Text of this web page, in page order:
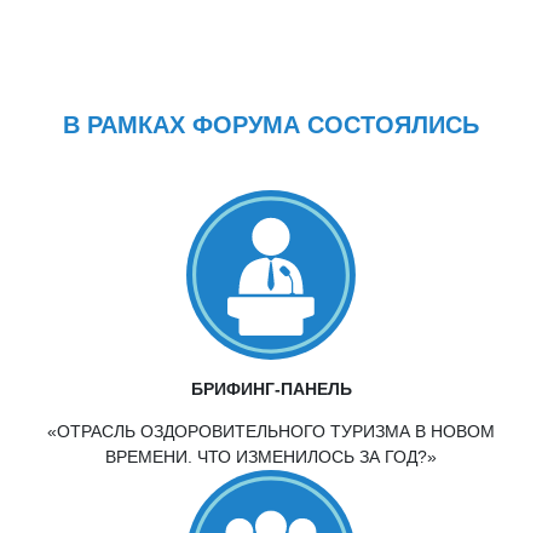
В РАМКАХ ФОРУМА СОСТОЯЛИСЬ
БРИФИНГ-ПАНЕЛЬ
«ОТРАСЛЬ ОЗДОРОВИТЕЛЬНОГО ТУРИЗМА В НОВОМ
ВРЕМЕНИ. ЧТО ИЗМЕНИЛОСЬ ЗА ГОД?»